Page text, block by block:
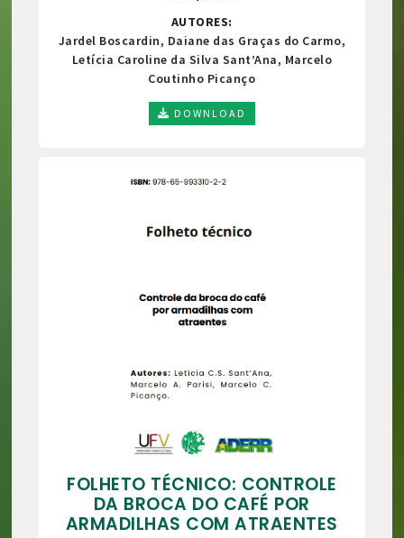
AUTORES:
Jardel Boscardin, Daiane das Graças do Carmo,
Letícia Caroline da Silva Sant’Ana, Marcelo
Coutinho Picanço
DOWNLOAD
FOLHETO TÉCNICO: CONTROLE
DA BROCA DO CAFÉ POR
ARMADILHAS COM ATRAENTES